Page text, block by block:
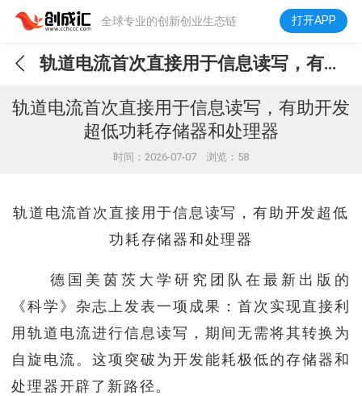
全球专业的创新创业生态链 打开APP
轨道电流首次直接用于信息读写，有助开发超低功耗存储器和处理器
轨道电流首次直接用于信息读写，有助开发
超低功耗存储器和处理器
时间：2026-07-07 浏览：58
轨道电流首次直接用于信息读写，有助开发超低
功耗存储器和处理器
德国美茵茨大学研究团队在最新出版的
《科学》杂志上发表一项成果：首次实现直接利
用轨道电流进行信息读写，期间无需将其转换为
自旋电流。这项突破为开发能耗极低的存储器和
处理器开辟了新路径。